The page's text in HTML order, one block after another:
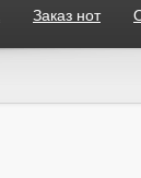
Заказ нот